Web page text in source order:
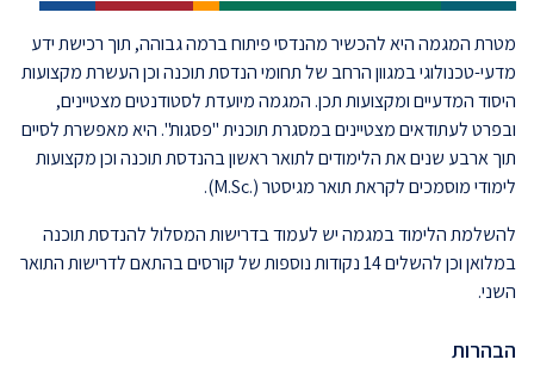
מטרת המגמה היא להכשיר מהנדסי פיתוח ברמה גבוהה, תוך רכישת ידע
מדעי-טכנולוגי במגוון הרחב של תחומי הנדסת תוכנה וכן העשרת מקצועות
היסוד המדעיים ומקצועות תכן. המגמה מיועדת לסטודנטים מצטיינים,
ובפרט לעתודאים מצטיינים במסגרת תוכנית "פסגות". היא מאפשרת לסיים
תוך ארבע שנים את הלימודים לתואר ראשון בהנדסת תוכנה וכן מקצועות
לימודי מוסמכים לקראת תואר מגיסטר (.M.Sc).
להשלמת הלימוד במגמה יש לעמוד בדרישות המסלול להנדסת תוכנה
במלואן וכן להשלים 14 נקודות נוספות של קורסים בהתאם לדרישות התואר
השני.
הבהרות